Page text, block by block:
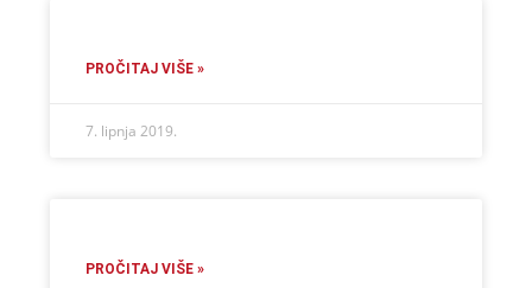
PROČITAJ VIŠE »
7. lipnja 2019.
PROČITAJ VIŠE »